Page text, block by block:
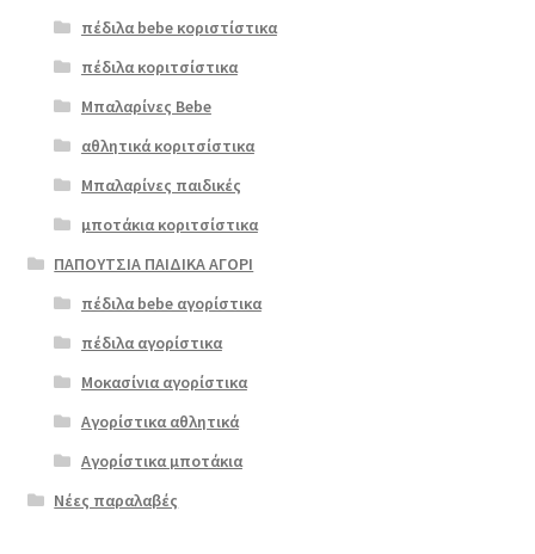
πέδιλα bebe κοριστίστικα
πέδιλα κοριτσίστικα
Μπαλαρίνες Bebe
αθλητικά κοριτσίστικα
Μπαλαρίνες παιδικές
μποτάκια κοριτσίστικα
ΠΑΠΟΥΤΣΙΑ ΠΑΙΔΙΚΑ ΑΓΟΡΙ
πέδιλα bebe αγορίστικα
πέδιλα αγορίστικα
Μοκασίνια αγορίστικα
Αγορίστικα αθλητικά
Αγορίστικα μποτάκια
Νέες παραλαβές